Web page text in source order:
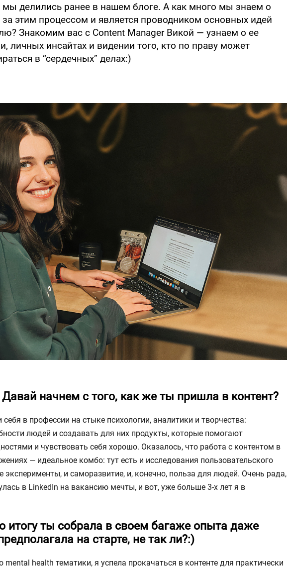
мы делились ранее в нашем блоге. А как много мы знаем о
за этим процессом и является проводником основных идей
Знакомим вас с Сontent Manager Викой — узнаем о ее
личных инсайтах и видении того, кто по праву может
в “сердечных” делах:)
Давай начнем с того, как же ты пришла в контент?
себя в профессии на стыке психологии, аналитики и творчества:
людей и создавать для них продукты, которые помогают
и чувствовать себя хорошо. Оказалось, что работа с контентом в
— идеальное комбо: тут есть и исследования пользовательского
эксперименты, и саморазвитие, и, конечно, польза для людей. Очень рада,
в LinkedIn на вакансию мечты, и вот, уже больше 3-х лет я в
итогу ты собрала в своем багаже опыта даже
на старте, не так ли?:)
health тематики, я успела прокачаться в контенте для практически